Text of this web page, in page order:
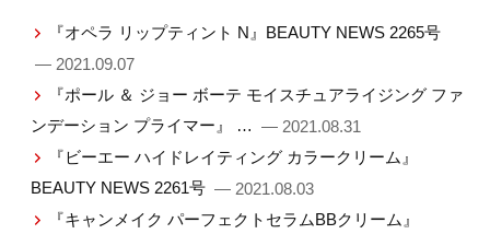
『オペラ リップティント N』BEAUTY NEWS 2265号
— 2021.09.07
『ポール ＆ ジョー ボーテ モイスチュアライジング ファ
ンデーション プライマー』 … — 2021.08.31
『ビーエー ハイドレイティング カラークリーム』
BEAUTY NEWS 2261号 — 2021.08.03
『キャンメイク パーフェクトセラムBBクリーム』